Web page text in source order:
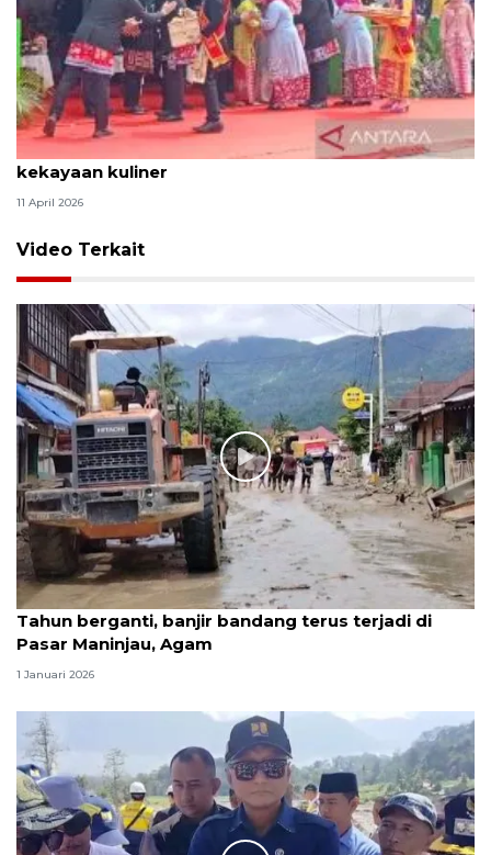
Tradisi hantaran Lebaran Betawi simbol bakti dan
kekayaan kuliner
11 April 2026
Video Terkait
Tahun berganti, banjir bandang terus terjadi di
Pasar Maninjau, Agam
1 Januari 2026